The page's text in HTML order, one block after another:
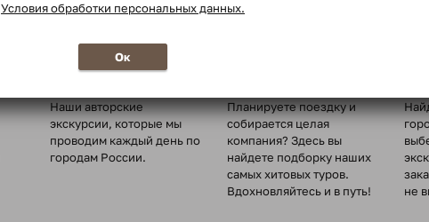
Ежедневные
экскурсии
Наши авторские
экскурсии, которые мы
проводим каждый день по
городам России.
Планируете поездку и
собирается целая
компания? Здесь вы
найдете подборку наших
самых хитовых туров.
Вдохновляйтесь и в путь!
не
Условия обработки персональных данных.
Ок